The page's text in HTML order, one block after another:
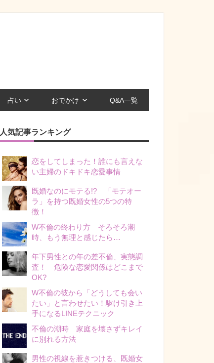
占い おでかけ Q&A一覧
人気記事ランキング
恋をしてしまった！誰にも言えな
い主婦のドキドキ恋愛事情
既婚なのにモテる!? 「モテオー
ラ」を持つ既婚女性の5つの特
徴！
W不倫の終わり方 そろそろ潮
時、もう無理と感じたら…
年下男性との年の差不倫、実態調
査！ 危険な恋愛関係はどこまで
OK?
W不倫の彼から「どうしても会い
たい」と言わせたい！駆け引き上
手になるLINEテクニック
不倫の潮時 家庭を壊さずキレイ
に別れる方法
男性の視線を惹きつける、既婚女